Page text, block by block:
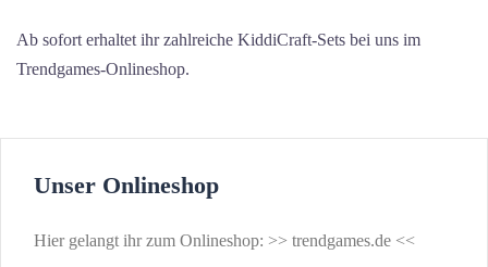
Ab sofort erhaltet ihr zahlreiche KiddiCraft-Sets bei uns im
Trendgames-Onlineshop.
Unser Onlineshop
Hier gelangt ihr zum Onlineshop: >> trendgames.de <<